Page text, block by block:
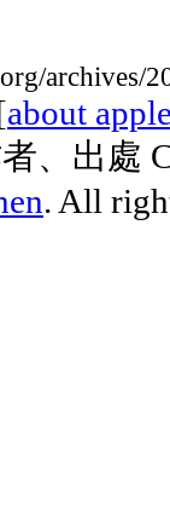
archives/
about
、出處
. All